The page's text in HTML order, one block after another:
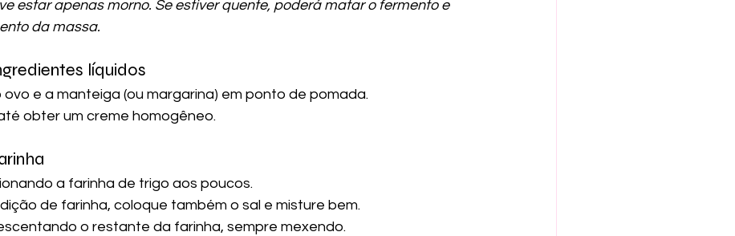
estar apenas morno. Se estiver quente, poderá matar o fermento e
da massa.
líquidos
e a manteiga (ou margarina) em ponto de pomada.
obter um creme homogêneo.
a farinha de trigo aos poucos.
de farinha, coloque também o sal e misture bem.
o restante da farinha, sempre mexendo.